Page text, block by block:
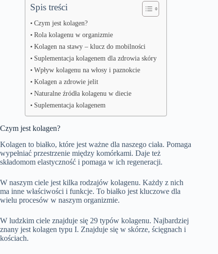
Spis treści
Czym jest kolagen?
Rola kolagenu w organizmie
Kolagen na stawy – klucz do mobilności
Suplementacja kolagenem dla zdrowia skóry
Wpływ kolagenu na włosy i paznokcie
Kolagen a zdrowie jelit
Naturalne źródła kolagenu w diecie
Suplementacja kolagenem
Czym jest kolagen?
Kolagen to białko, które jest ważne dla naszego ciała. Pomaga
wypełniać przestrzenie między komórkami. Daje też
składomom elastyczność i pomaga w ich regeneracji.
W naszym ciele jest kilka rodzajów kolagenu. Każdy z nich
ma inne właściwości i funkcje. To białko jest kluczowe dla
wielu procesów w naszym organizmie.
W ludzkim ciele znajduje się 29 typów kolagenu. Najbardziej
znany jest kolagen typu I. Znajduje się w skórze, ścięgnach i
kościach.